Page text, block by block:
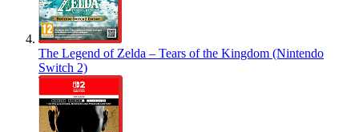
The Legend of Zelda – Tears of the Kingdom (Nintendo
Switch 2)